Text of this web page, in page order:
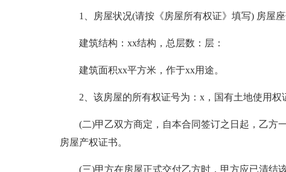
1、房屋状况(请按《房屋所有权证》填写) 房屋座
建筑结构：xx结构，总层数：层：
建筑面积xx平方米，作于xx用途。
2、该房屋的所有权证号为：x，国有土地使用权
(二)甲乙双方商定，自本合同签订之日起，乙方
房屋产权证书。
(三)甲方在房屋正式交付乙方时，甲方应已清结